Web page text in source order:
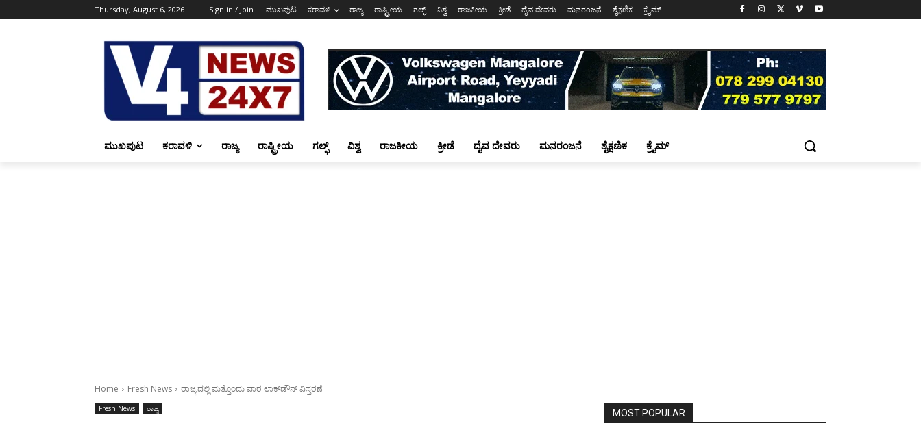
Thursday, August 6, 2026 Sign in / Join ಮುಖಪುಟ ಕರಾವಳಿ ರಾಜ್ಯ ರಾಷ್ಟ್ರೀಯ ಗಲ್ಫ್ ವಿಶ್ವ ರಾಜಕೀಯ ಕ್ರೀಡೆ ದೈವ ದೇವರು ಮನರಂಜನೆ ಶೈಕ್ಷಣಿಕ ಕ್ರೈಮ್
ಮುಖಪುಟ ಕರಾವಳಿ ರಾಜ್ಯ ರಾಷ್ಟ್ರೀಯ ಗಲ್ಫ್ ವಿಶ್ವ ರಾಜಕೀಯ ಕ್ರೀಡೆ ದೈವ ದೇವರು ಮನರಂಜನೆ ಶೈಕ್ಷಣಿಕ ಕ್ರೈಮ್
Home Fresh News ರಾಜ್ಯದಲ್ಲಿ ಮತ್ತೊಂದು ವಾರ ಲಾಕ್‌ಡೌನ್ ವಿಸ್ತರಣೆ
Fresh News ರಾಜ್ಯ MOST POPULAR